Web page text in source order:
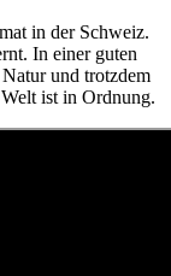
in der Schweiz.
In einer guten
und trotzdem
ist in Ordnung.